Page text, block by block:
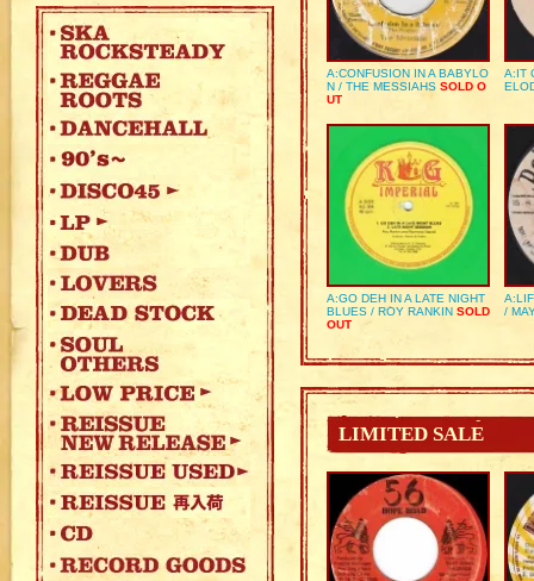
A:CONFUSION IN A BABYLO
N / THE MESSIAHS SOLD O
UT
A:IT
A:GO DEH IN A LATE NIGHT
BLUES / ROY RANKIN SOLD
OUT
/
LIMITED SALE